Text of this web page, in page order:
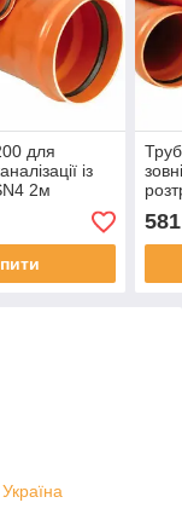
для
із
2м
581